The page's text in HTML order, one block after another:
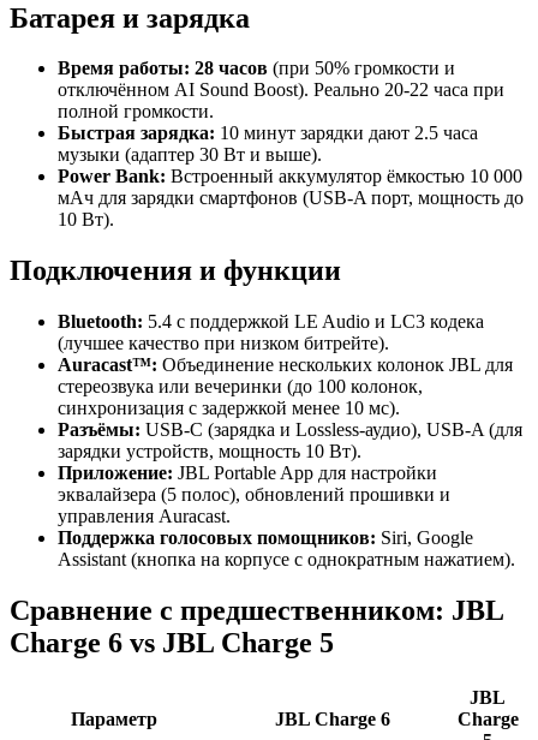
Батарея и зарядка
Время работы: 28 часов (при 50% громкости и
отключённом AI Sound Boost). Реально 20-22 часа при
полной громкости.
Быстрая зарядка: 10 минут зарядки дают 2.5 часа
музыки (адаптер 30 Вт и выше).
Power Bank: Встроенный аккумулятор ёмкостью 10 000
мАч для зарядки смартфонов (USB-A порт, мощность до
10 Вт).
Подключения и функции
Bluetooth: 5.4 с поддержкой LE Audio и LC3 кодека
(лучшее качество при низком битрейте).
Auracast™: Объединение нескольких колонок JBL для
стереозвука или вечеринки (до 100 колонок,
синхронизация с задержкой менее 10 мс).
Разъёмы: USB-C (зарядка и Lossless-аудио), USB-A (для
зарядки устройств, мощность 10 Вт).
Приложение: JBL Portable App для настройки
эквалайзера (5 полос), обновлений прошивки и
управления Auracast.
Поддержка голосовых помощников: Siri, Google
Assistant (кнопка на корпусе с однократным нажатием).
Сравнение с предшественником: JBL
Charge 6 vs JBL Charge 5
Параметр JBL Charge 6
JBL
Charge